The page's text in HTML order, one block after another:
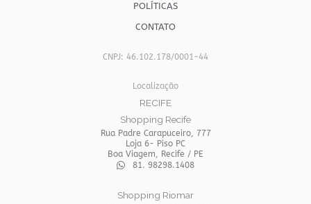
POLÍTICAS
CONTATO
CNPJ: 46.102.178/0001-44
Localização
RECIFE
Shopping Recife
Rua Padre Carapuceiro, 777
Loja 6- Piso PC
Boa Viagem, Recife / PE
81. 98298.1408
Shopping Riomar